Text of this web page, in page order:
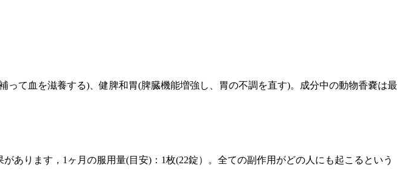
て血を滋養する)、健脾和胃(脾臓機能増強し、胃の不調を直す)。成分中の動物香嚢は最
あります，1ヶ月の服用量(目安)：1枚(22錠）。全ての副作用がどの人にも起こるという